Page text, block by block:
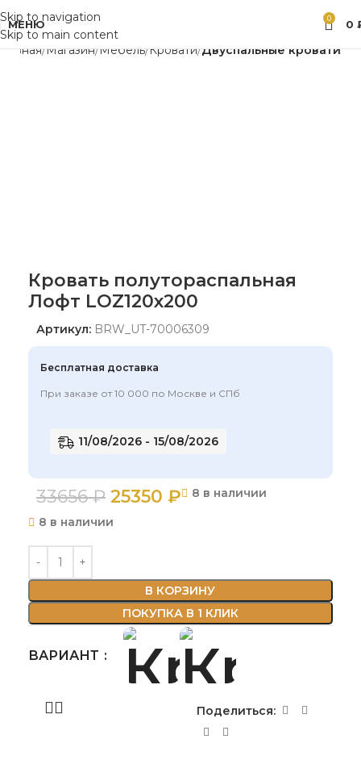
Skip to navigation
Skip to main content
МЕНЮ 0 0
Магазин Мебель Кровати Двуспальные кровати
Кровать полутораспальная
Лофт LOZ120х200
Артикул: BRW_UT-70006309
Бесплатная доставка
При заказе от 10 000 по Москве и СПб
11/08/2026 - 15/08/2026
33656₽ 25350 ₽
8 в наличии
8 в наличии
В КОРЗИНУ
ПОКУПКА В 1 КЛИК
ВАРИАНТ
Поделиться: